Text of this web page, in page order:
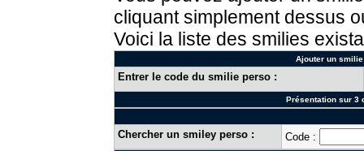
cliquant simplement dessus
Voici la liste des smilies
Ajouter un
Entrer le code du smilie perso :
Présentation sur 3
Chercher un smiley perso : Code :